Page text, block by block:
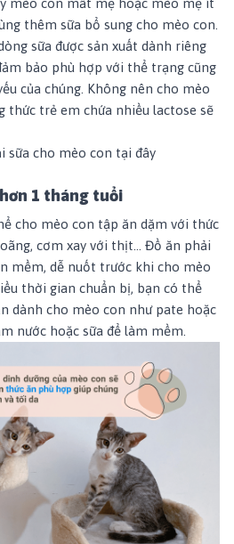
mèo con mất mẹ hoặc mèo mẹ ít
thêm sữa bổ sung cho mèo con.
sữa được sản xuất dành riêng
bảo phù hợp với thể trạng cũng
của chúng. Không nên cho mèo
thức trẻ em chứa nhiều lactose sẽ
sữa cho mèo con tại đây
1 tháng tuổi
cho mèo con tập ăn dặm với thức
cơm xay với thịt… Đồ ăn phải
mềm, dễ nuốt trước khi cho mèo
thời gian chuẩn bị, bạn có thể
dành cho mèo con như pate hoặc
nước hoặc sữa để làm mềm.